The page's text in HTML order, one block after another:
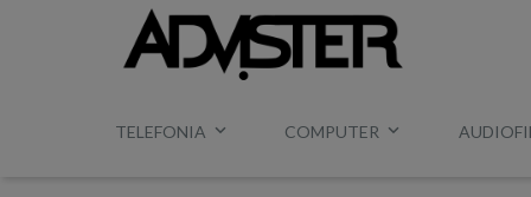
TELEFONIA COMPUTER